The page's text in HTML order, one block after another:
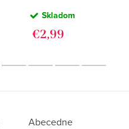
DÁVKOVAČOM
750ML
Skladom
€2,99
Abecedne